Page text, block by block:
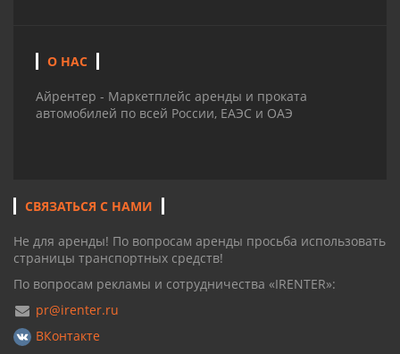
О НАС
Айрентер - Маркетплейс аренды и проката
автомобилей по всей России, ЕАЭС и ОАЭ
СВЯЗАТЬСЯ С НАМИ
Не для аренды! По вопросам аренды просьба использовать
страницы транспортных средств!
По вопросам рекламы и сотрудничества «IRENTER»:
pr@irenter.ru
ВКонтакте